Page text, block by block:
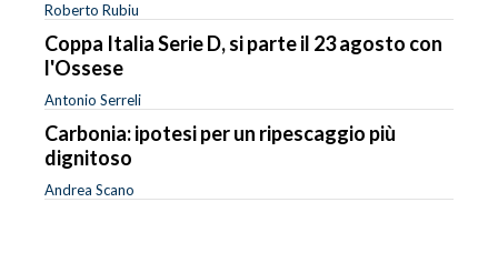
Roberto Rubiu
Coppa Italia Serie D, si parte il 23 agosto con
l'Ossese
Antonio Serreli
Carbonia: ipotesi per un ripescaggio più
dignitoso
Andrea Scano